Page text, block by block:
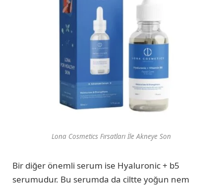
Lona Cosmetics Fırsatları İle Akneye Son
Bir diğer önemli serum ise Hyaluronic + b5
serumudur. Bu serumda da ciltte yoğun nem